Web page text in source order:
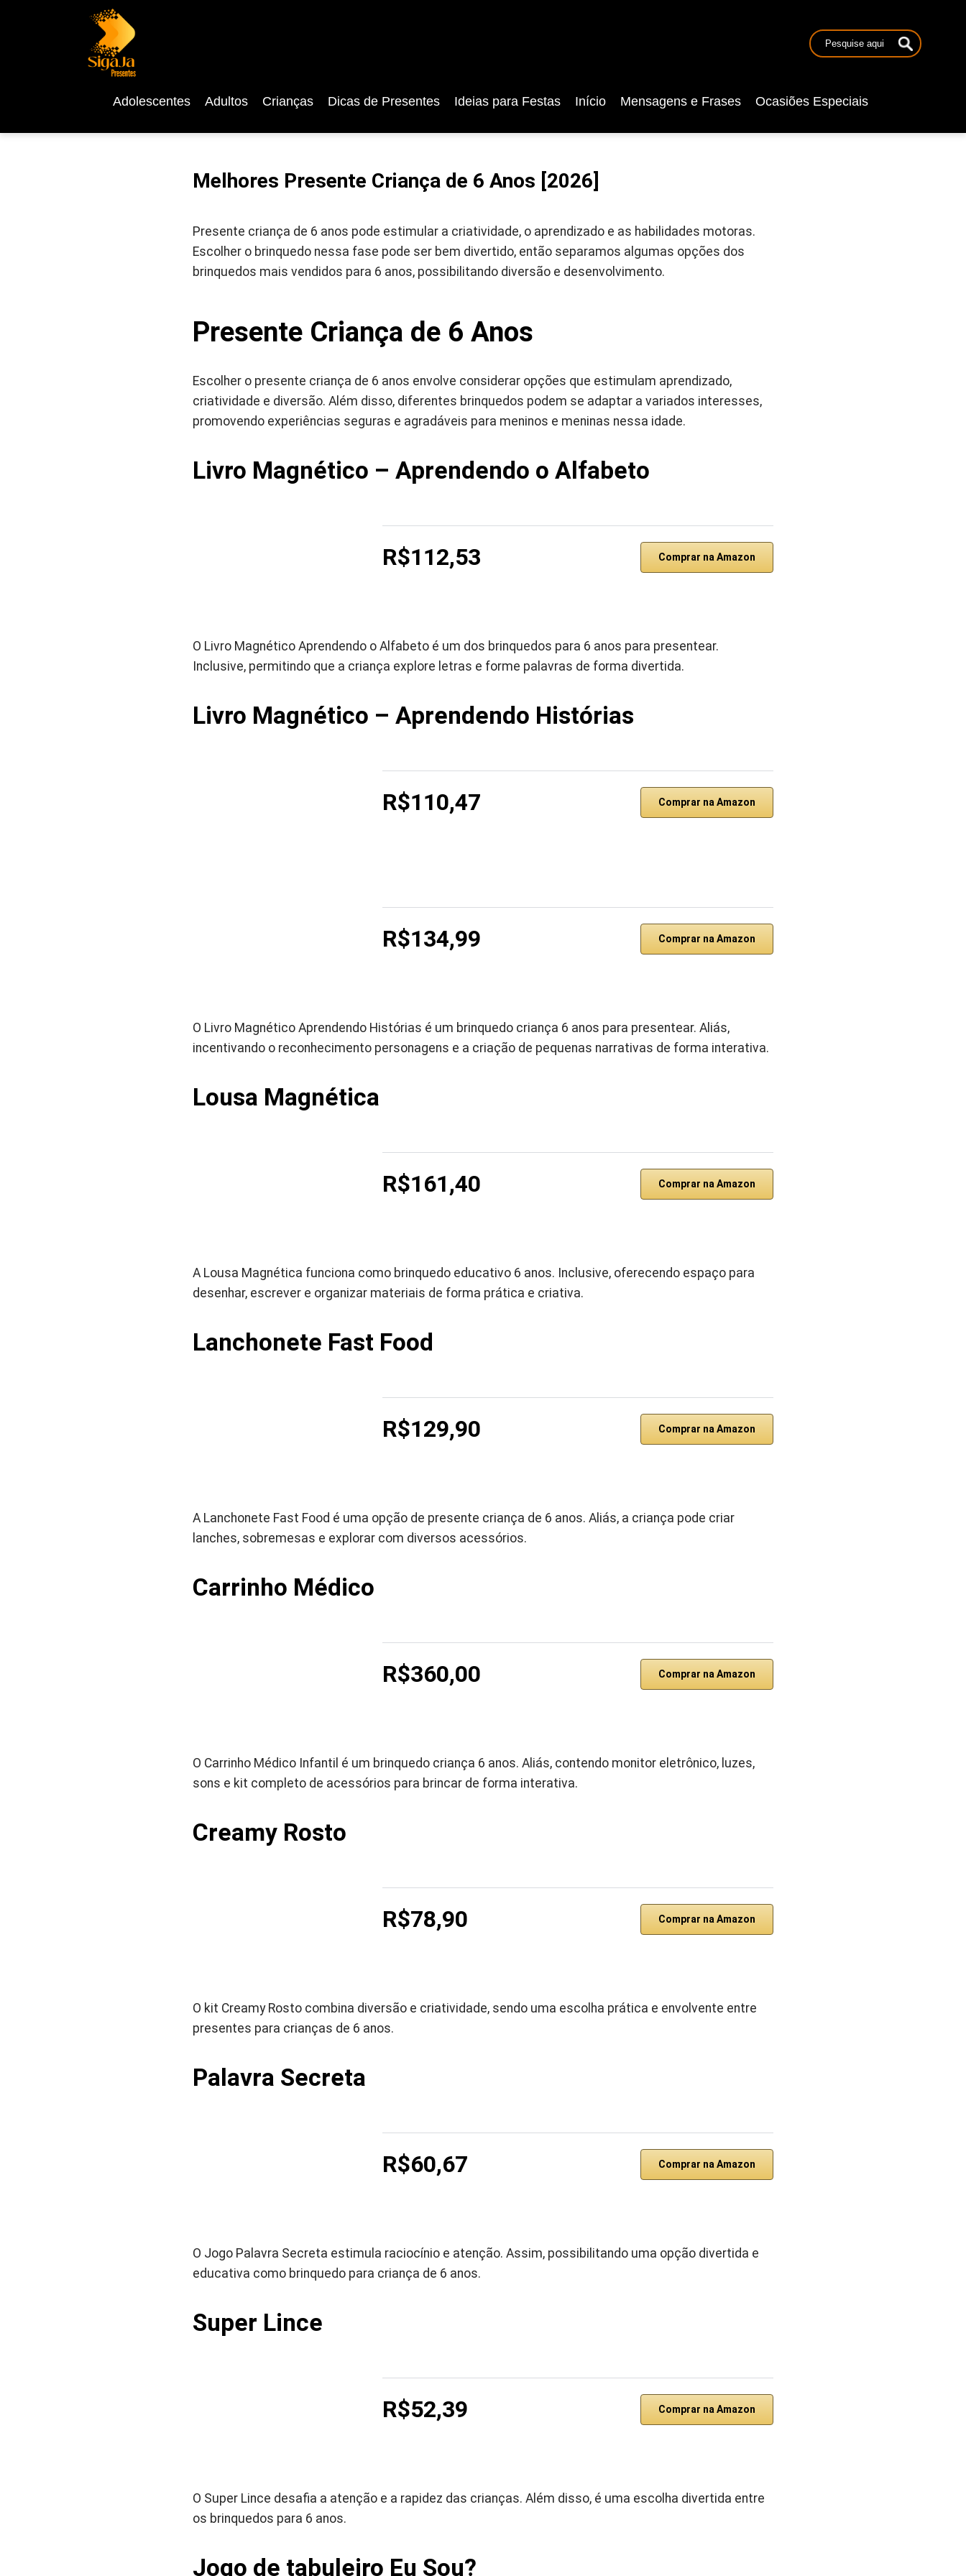
Adolescentes Adultos Crianças Dicas de Presentes Ideias para Festas Início Mensagens e Frases Ocasiões Especiais
Melhores Presente Criança de 6 Anos [2026]
Presente criança de 6 anos pode estimular a criatividade, o aprendizado e as habilidades motoras.
Escolher o brinquedo nessa fase pode ser bem divertido, então separamos algumas opções dos
brinquedos mais vendidos para 6 anos, possibilitando diversão e desenvolvimento.
Presente Criança de 6 Anos
Escolher o presente criança de 6 anos envolve considerar opções que estimulam aprendizado,
criatividade e diversão. Além disso, diferentes brinquedos podem se adaptar a variados interesses,
promovendo experiências seguras e agradáveis para meninos e meninas nessa idade.
Livro Magnético – Aprendendo o Alfabeto
R$112,53 Comprar na Amazon
O Livro Magnético Aprendendo o Alfabeto é um dos brinquedos para 6 anos para presentear.
Inclusive, permitindo que a criança explore letras e forme palavras de forma divertida.
Livro Magnético – Aprendendo Histórias
R$110,47 Comprar na Amazon
R$134,99 Comprar na Amazon
O Livro Magnético Aprendendo Histórias é um brinquedo criança 6 anos para presentear. Aliás,
incentivando o reconhecimento personagens e a criação de pequenas narrativas de forma interativa.
Lousa Magnética
R$161,40 Comprar na Amazon
A Lousa Magnética funciona como brinquedo educativo 6 anos. Inclusive, oferecendo espaço para
desenhar, escrever e organizar materiais de forma prática e criativa.
Lanchonete Fast Food
R$129,90 Comprar na Amazon
A Lanchonete Fast Food é uma opção de presente criança de 6 anos. Aliás, a criança pode criar
lanches, sobremesas e explorar com diversos acessórios.
Carrinho Médico
R$360,00 Comprar na Amazon
O Carrinho Médico Infantil é um brinquedo criança 6 anos. Aliás, contendo monitor eletrônico, luzes,
sons e kit completo de acessórios para brincar de forma interativa.
Creamy Rosto
R$78,90 Comprar na Amazon
O kit Creamy Rosto combina diversão e criatividade, sendo uma escolha prática e envolvente entre
presentes para crianças de 6 anos.
Palavra Secreta
R$60,67 Comprar na Amazon
O Jogo Palavra Secreta estimula raciocínio e atenção. Assim, possibilitando uma opção divertida e
educativa como brinquedo para criança de 6 anos.
Super Lince
R$52,39 Comprar na Amazon
O Super Lince desafia a atenção e a rapidez das crianças. Além disso, é uma escolha divertida entre
os brinquedos para 6 anos.
Jogo de tabuleiro Eu Sou?